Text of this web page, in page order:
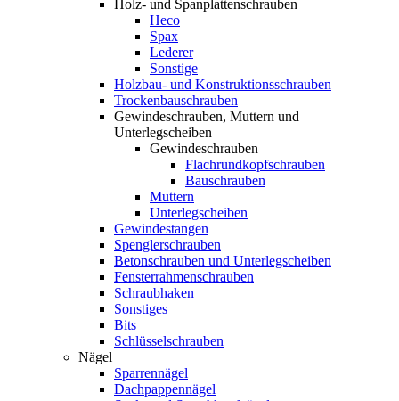
Holz- und Spanplattenschrauben
Heco
Spax
Lederer
Sonstige
Holzbau- und Konstruktionsschrauben
Trockenbauschrauben
Gewindeschrauben, Muttern und
Unterlegscheiben
Gewindeschrauben
Flachrundkopfschrauben
Bauschrauben
Muttern
Unterlegscheiben
Gewindestangen
Spenglerschrauben
Betonschrauben und Unterlegscheiben
Fensterrahmenschrauben
Schraubhaken
Sonstiges
Bits
Schlüsselschrauben
Nägel
Sparrennägel
Dachpappennägel